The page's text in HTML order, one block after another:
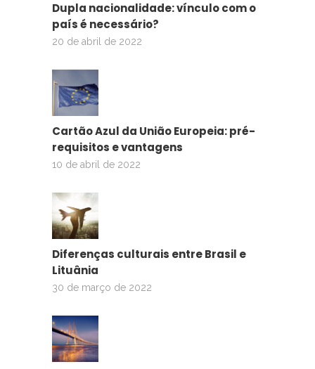
Dupla nacionalidade: vínculo com o
país é necessário?
20 de abril de 2022
Cartão Azul da União Europeia: pré-
requisitos e vantagens
10 de abril de 2022
Diferenças culturais entre Brasil e
Lituânia
30 de março de 2022